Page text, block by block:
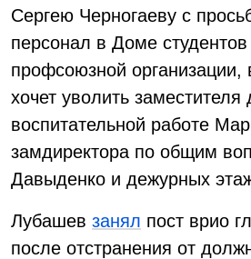
Сергею Черногаеву с
персонал в Доме
профсоюзной организации,
хочет уволить заместителя
воспитательной работе
замдиректора по общим
Давыденко и дежурных
Лубашев занял пост врио
после отстранения от